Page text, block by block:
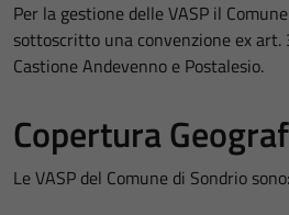
Per la gestione delle VASP il
sottoscritto una convenzione ex art.
Castione Andevenno e Postalesio.
Copertura
Le VASP del Comune di Sondrio sono: